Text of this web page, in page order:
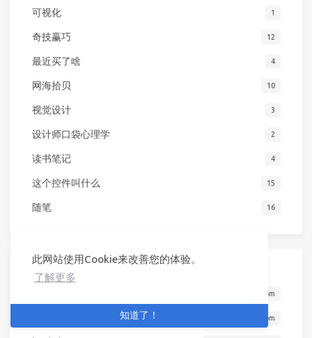
此网站使用Cookie来改善您的体验。
了解更多
知道了！
可视化 1
奇技赢巧 12
最近买了啥 4
网海拾贝 10
视觉设计 3
设计师口袋心理学 2
读书笔记 4
这个控件叫什么 15
随笔 16
www.uisdc.com
www.hozin.com